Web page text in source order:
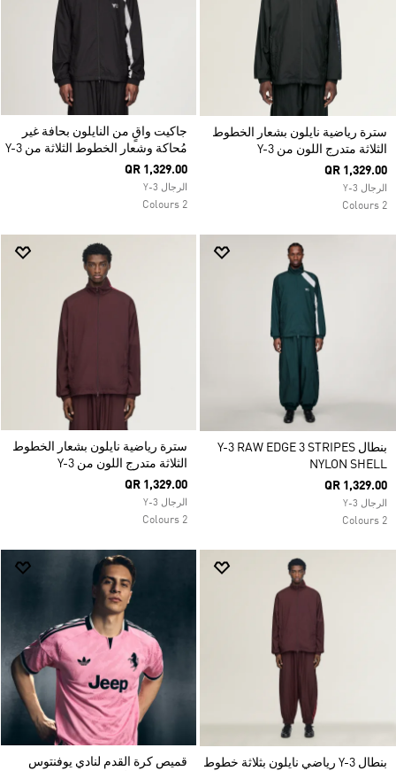
سترة رياضية نايلون بشعار الخطوط
الثلاثة متدرج اللون من Y-3
QR 1,329.00
الرجال Y-3
2 Colours
جاكيت واقٍ من النايلون بحافة غير
مُحاكة وشعار الخطوط الثلاثة من Y-3
QR 1,329.00
الرجال Y-3
2 Colours
بنطال Y-3 RAW EDGE 3 STRIPES
NYLON SHELL
QR 1,329.00
الرجال Y-3
2 Colours
سترة رياضية نايلون بشعار الخطوط
الثلاثة متدرج اللون من Y-3
QR 1,329.00
الرجال Y-3
2 Colours
بنطال Y-3 رياضي نايلون بثلاثة خطوط قميص كرة القدم لنادي يوفنتوس